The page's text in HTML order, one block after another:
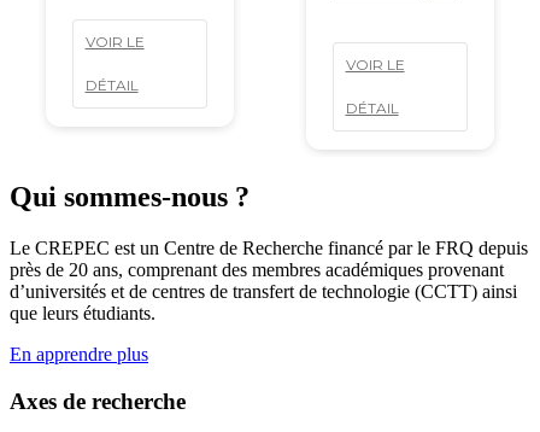
DÉTAIL
VOIR LE
DÉTAIL
Qui sommes-nous ?
Le CREPEC est un Centre de Recherche financé par le FRQ depuis
près de 20 ans, comprenant des membres académiques provenant
d’universités et de centres de transfert de technologie (CCTT) ainsi
que leurs étudiants.
En apprendre plus
Axes de recherche